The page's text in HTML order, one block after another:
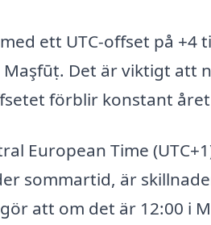
ett UTC-offset på +4
Maşfūṭ. Det är viktigt
förblir konstant
European Time
sommartid, är
att om det är 12:00 i